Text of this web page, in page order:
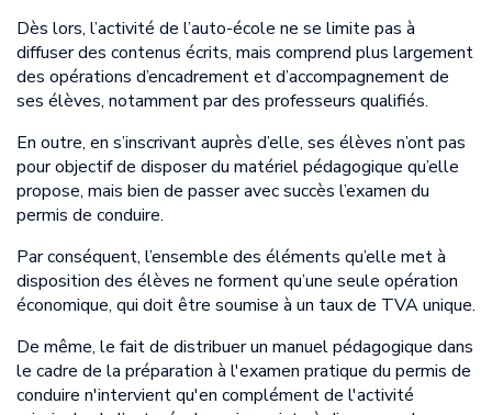
Dès lors, l’activité de l’auto-école ne se limite pas à
diffuser des contenus écrits, mais comprend plus largement
des opérations d’encadrement et d’accompagnement de
ses élèves, notamment par des professeurs qualifiés.
En outre, en s’inscrivant auprès d’elle, ses élèves n’ont pas
pour objectif de disposer du matériel pédagogique qu’elle
propose, mais bien de passer avec succès l’examen du
permis de conduire.
Par conséquent, l’ensemble des éléments qu’elle met à
disposition des élèves ne forment qu’une seule opération
économique, qui doit être soumise à un taux de TVA unique.
De même, le fait de distribuer un manuel pédagogique dans
le cadre de la préparation à l'examen pratique du permis de
conduire n'intervient qu'en complément de l'activité